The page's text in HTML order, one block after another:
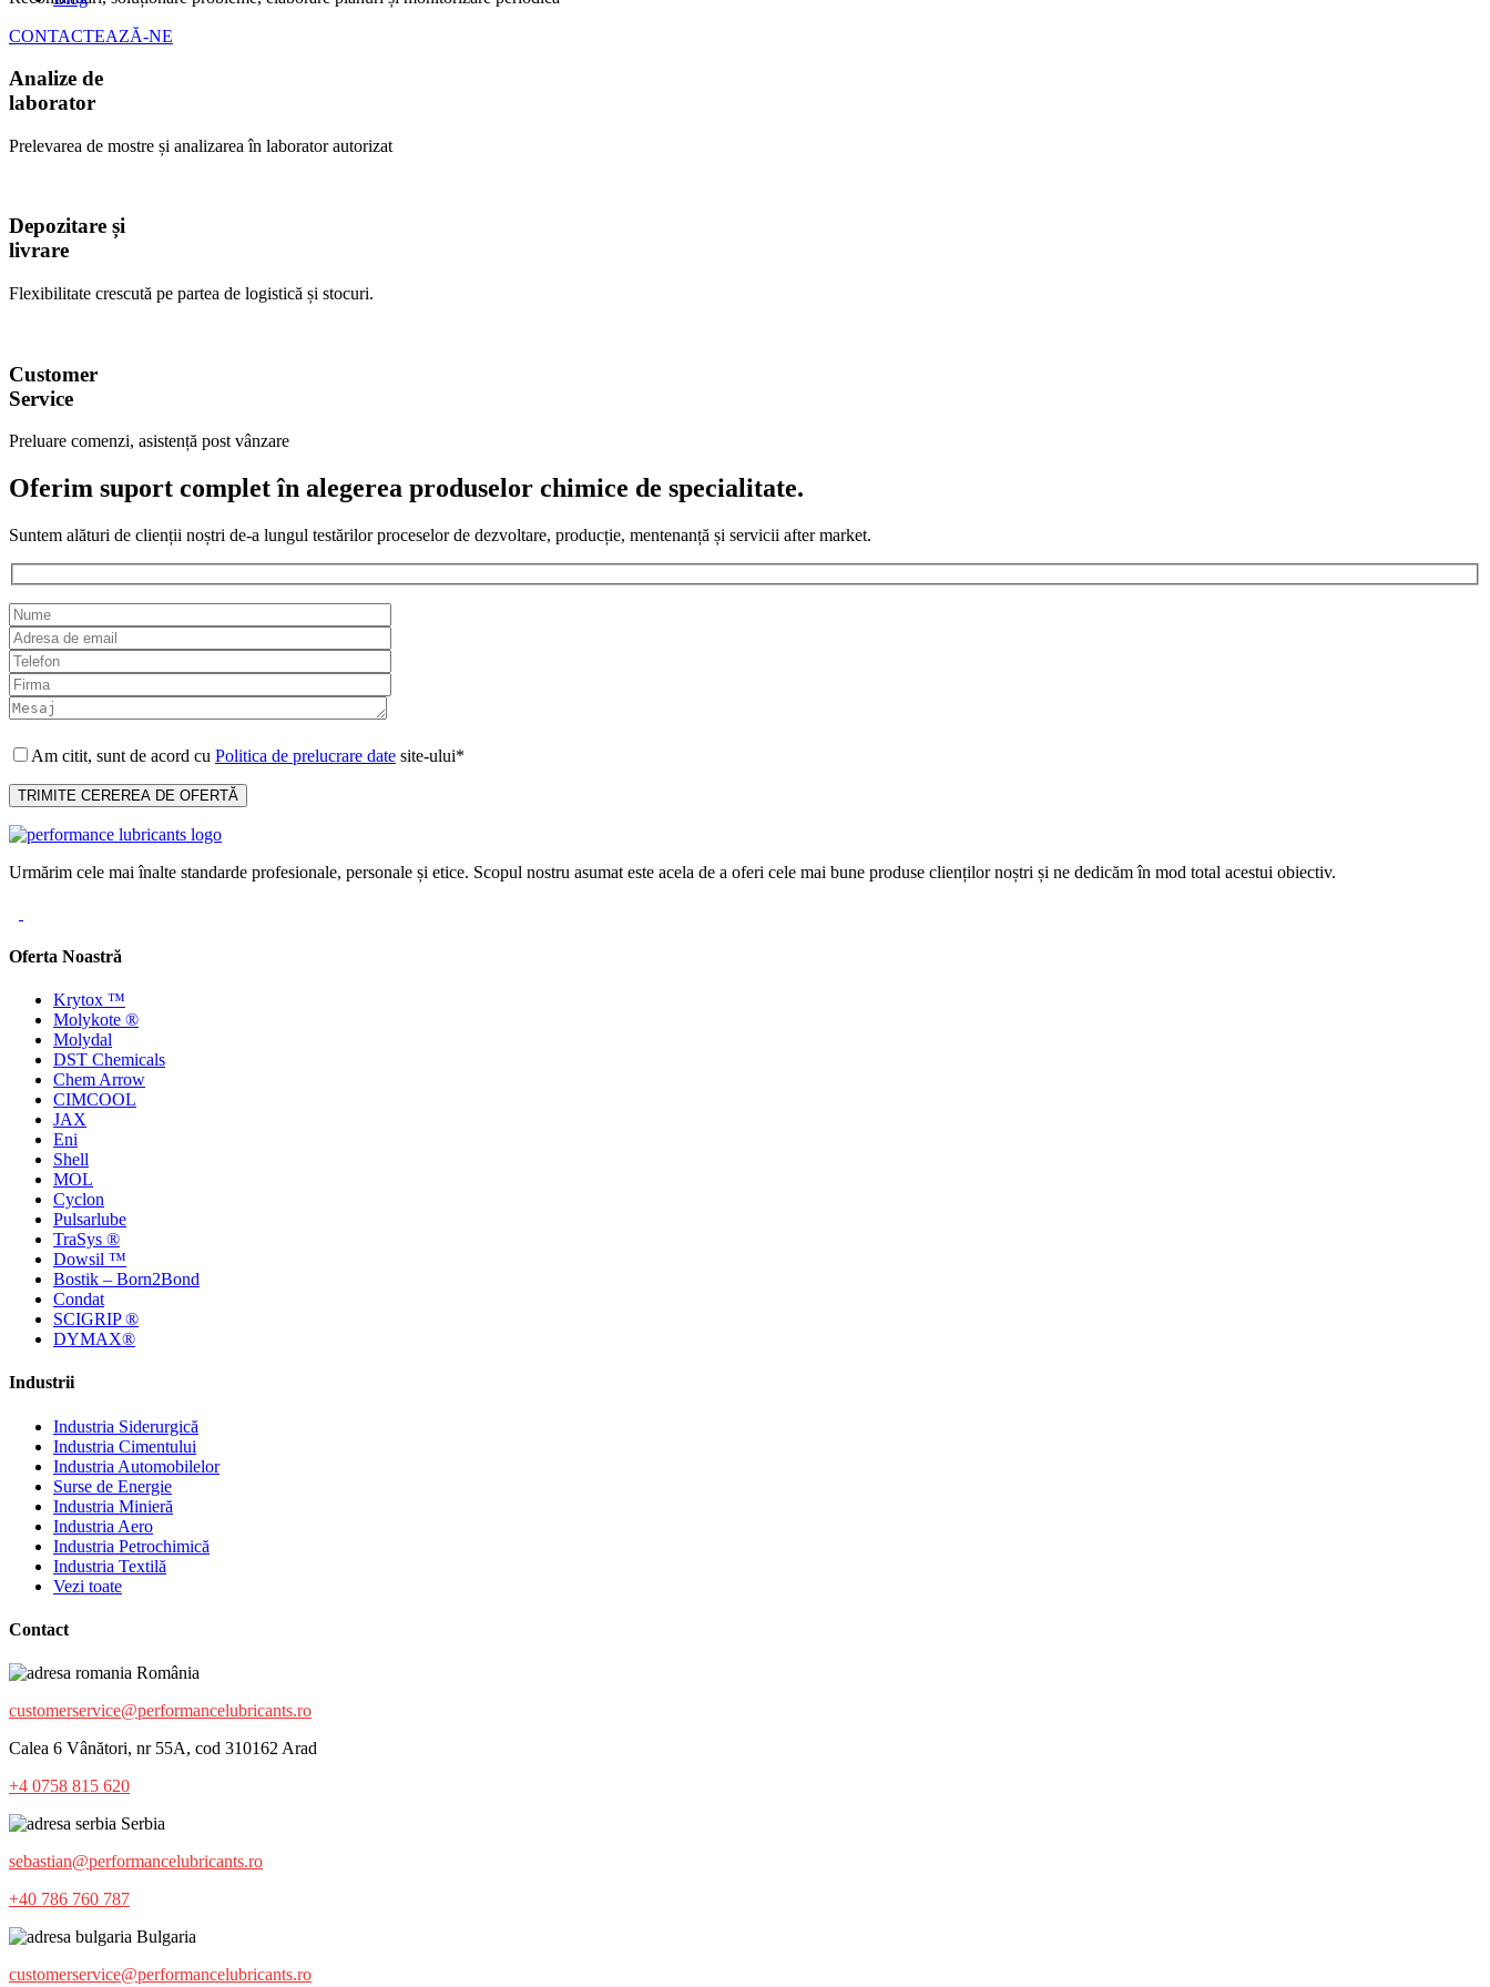
CONTACTEAZĂ-NE
Analize de
laborator
Prelevarea de mostre și analizarea în laborator autorizat
Depozitare și
livrare
Flexibilitate crescută pe partea de logistică și stocuri.
Customer
Service
Preluare comenzi, asistență post vânzare
Oferim suport complet în alegerea produselor chimice de specialitate.
Suntem alături de clienții noștri de-a lungul testărilor proceselor de dezvoltare, producție, mentenanță și servicii after market.
Am citit, sunt de acord cu Politica de prelucrare date site-ului*
Urmărim cele mai înalte standarde profesionale, personale și etice. Scopul nostru asumat este acela de a oferi cele mai bune produse clienților noștri și ne dedicăm în mod total acestui obiectiv.
Oferta Noastră
Krytox ™
Molykote ®
Molydal
DST Chemicals
Chem Arrow
CIMCOOL
JAX
Eni
Shell
MOL
Cyclon
Pulsarlube
TraSys ®
Dowsil ™
Bostik – Born2Bond
Condat
SCIGRIP ®
DYMAX®
Industrii
Industria Siderurgică
Industria Cimentului
Industria Automobilelor
Surse de Energie
Industria Minieră
Industria Aero
Industria Petrochimică
Industria Textilă
Vezi toate
Contact
România
customerservice@performancelubricants.ro
Calea 6 Vânători, nr 55A, cod 310162 Arad
+4 0758 815 620
Serbia
sebastian@performancelubricants.ro
+40 786 760 787
Bulgaria
customerservice@performancelubricants.ro